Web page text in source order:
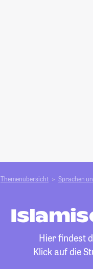
Themenübersicht Sprachen
Hier findest
Klick auf die